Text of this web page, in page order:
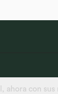
ahora con